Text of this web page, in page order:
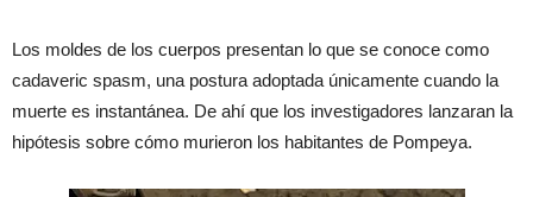
Los moldes de los cuerpos presentan lo que se conoce como
cadaveric spasm, una postura adoptada únicamente cuando la
muerte es instantánea. De ahí que los investigadores lanzaran la
hipótesis sobre cómo murieron los habitantes de Pompeya.